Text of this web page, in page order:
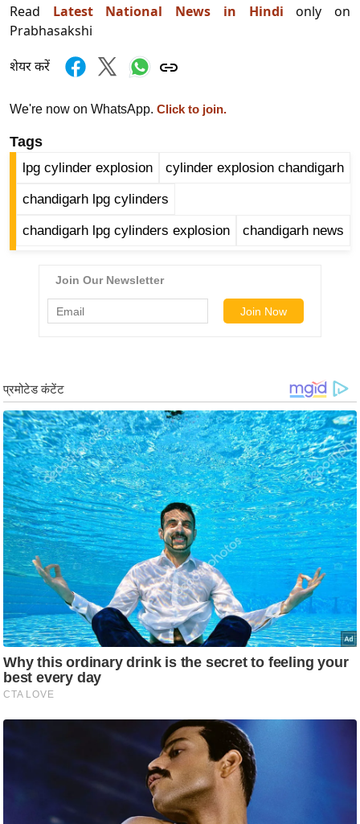
त
बॉ
ली
ड
ली
वु
ल्म
a
k
i
n
g
N
e
w
s
ला
इ
फ
स्टा
इ
ल
Read Latest National News in Hindionly on
Prabhasakshi
शेयर करें
We're now on WhatsApp. Click to join.
Tags
lpg cylinder explosion cylinder explosion chandigarh
chandigarh lpg cylinders
chandigarh lpg cylinders explosion chandigarh news